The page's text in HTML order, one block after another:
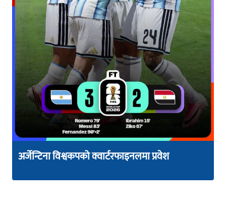
अर्जेन्टिना विश्वकपको क्वार्टरफाइनलमा प्रवेश